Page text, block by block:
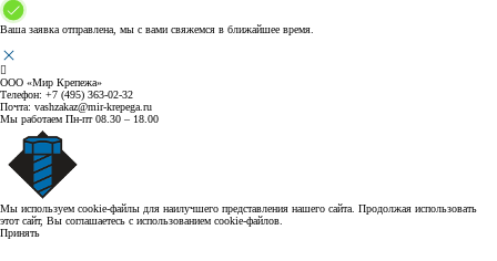
Ваша заявка отправлена, мы с вами свяжемся в ближайшее время.
ООО «Мир Крепежа»
Телефон: +7 (495) 363-02-32
Почта: vashzakaz@mir-krepega.ru
Мы работаем Пн-пт 08.30 – 18.00
Мы используем cookie-файлы для наилучшего представления нашего сайта. Продолжая использовать
этот сайт, Вы соглашаетесь с использованием cookie-файлов.
Принять